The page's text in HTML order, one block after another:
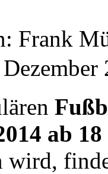
Frank
ab
wird,